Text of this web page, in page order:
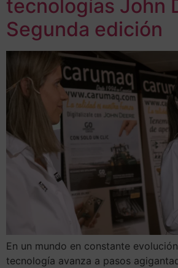
tecnologías John
Segunda edición
En un mundo en constante
tecnología avanza a pasos